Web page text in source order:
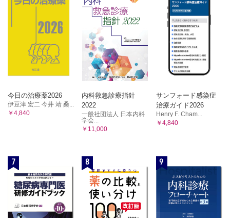
今日の治療薬2026
伊豆津 宏二 今井 靖 桑...
￥4,840
内科救急診療指針
2022
一般社団法人 日本内科
学会...
￥11,000
サンフォード感染症
治療ガイド2026
Henry F. Cham...
￥4,840
7 8 9